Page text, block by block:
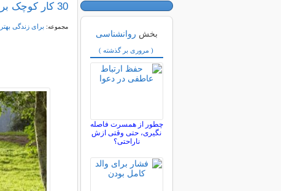
30 کار کوچک برای داشتن زندگی بهتر
مجموعه: برای زندگی بهتر
بخش روانشناسی
( مروری بر گذشته )
چطور از همسرت فاصله
نگيری، حتی وقتی ازش
ناراحتی؟